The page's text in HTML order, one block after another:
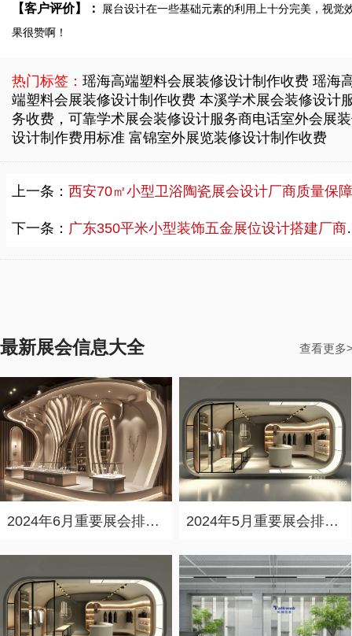
【客户评价】：
展台设计在一些基础元素的利用上十分完美，视觉
果很赞啊！
热门标签： 瑶海高端塑料会展装修设计制作收费 瑶海
端塑料会展装修设计制作收费 本溪学术展会装修设计
务收费，可靠学术展会装修设计服务商电话室外会展
设计制作费用标准 富锦室外展览装修设计制作收费
上一条： 西安70㎡小型卫浴陶瓷展会设计厂商质量保障，卫浴陶瓷中国国际建筑装饰博览会展会设计效果图
下一条： 广东350平米小型装饰五金展位设计搭建厂商推荐，装饰五金中国国际建博会展位设计搭建图片
最新展会信息大全 查看更多
2024年6月重要展会排期信息，展会策划展台设计搭建公司推荐 2024年5月重要展会排期信息，展台设计定制厂家推荐